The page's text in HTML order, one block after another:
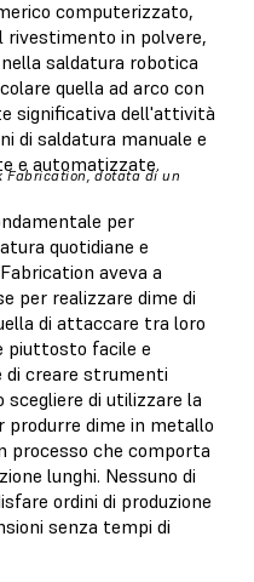
computerizzato,
rivestimento in polvere,
saldatura robotica
quella ad arco con
significativa dell'attività
di saldatura manuale e
e automatizzate.
Fabrication, dotata di un
per
quotidiane e
aveva a
per realizzare dime di
di attaccare tra loro
piuttosto facile e
creare strumenti
di utilizzare la
produrre dime in metallo
processo che comporta
lunghi. Nessuno di
ordini di produzione
senza tempi di